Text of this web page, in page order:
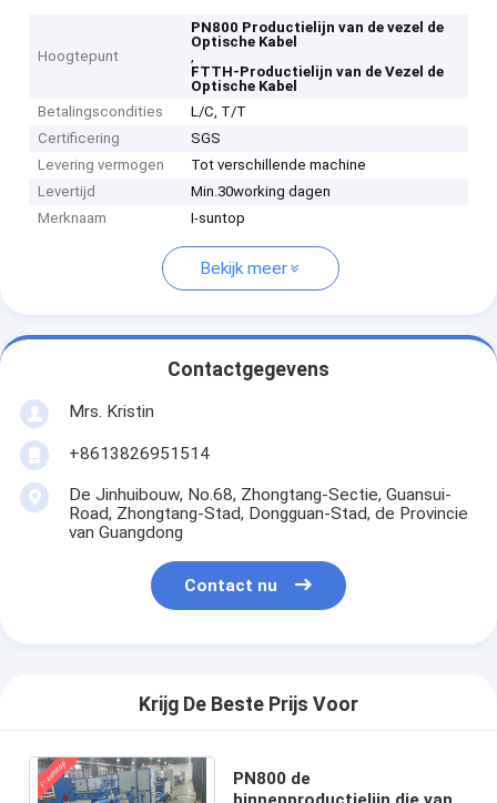
Hoogtepunt
PN800 Productielijn van de vezel de
Optische Kabel
,
FTTH-Productielijn van de Vezel de
Optische Kabel
Betalingscondities
L/C, T/T
Certificering
SGS
Levering vermogen
Tot verschillende machine
Levertijd
Min.30working dagen
Merknaam
I-suntop
Bekijk meer
Contactgegevens
Mrs. Kristin
+8613826951514
De Jinhuibouw, No.68, Zhongtang-Sectie, Guansui-
Road, Zhongtang-Stad, Dongguan-Stad, de Provincie
van Guangdong
Contact nu
Krijg De Beste Prijs Voor
PN800 de